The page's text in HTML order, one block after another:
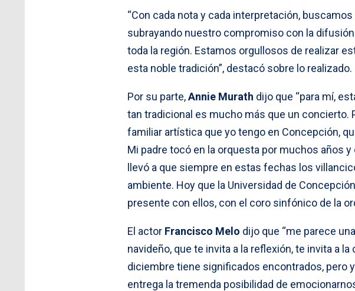
“Con cada nota y cada interpretación,
subrayando nuestro compromiso con la
toda la región. Estamos orgullosos de realizar
esta noble tradición”, destacó sobre lo realizado.
Por su parte,Annie Murath dijo que “para mí,
tan tradicional es mucho más que un concierto.
familiar artística que yo tengo en Concepción,
Mi padre tocó en la orquesta por muchos años
llevó a que siempre en estas fechas los
ambiente. Hoy que la Universidad de
presente con ellos, con el coro sinfónico de la
El actor Francisco Melo dijo que “me parece
navideño, que te invita a la reflexión, te invita a
diciembre tiene significados encontrados, pero
entrega la tremenda posibilidad de